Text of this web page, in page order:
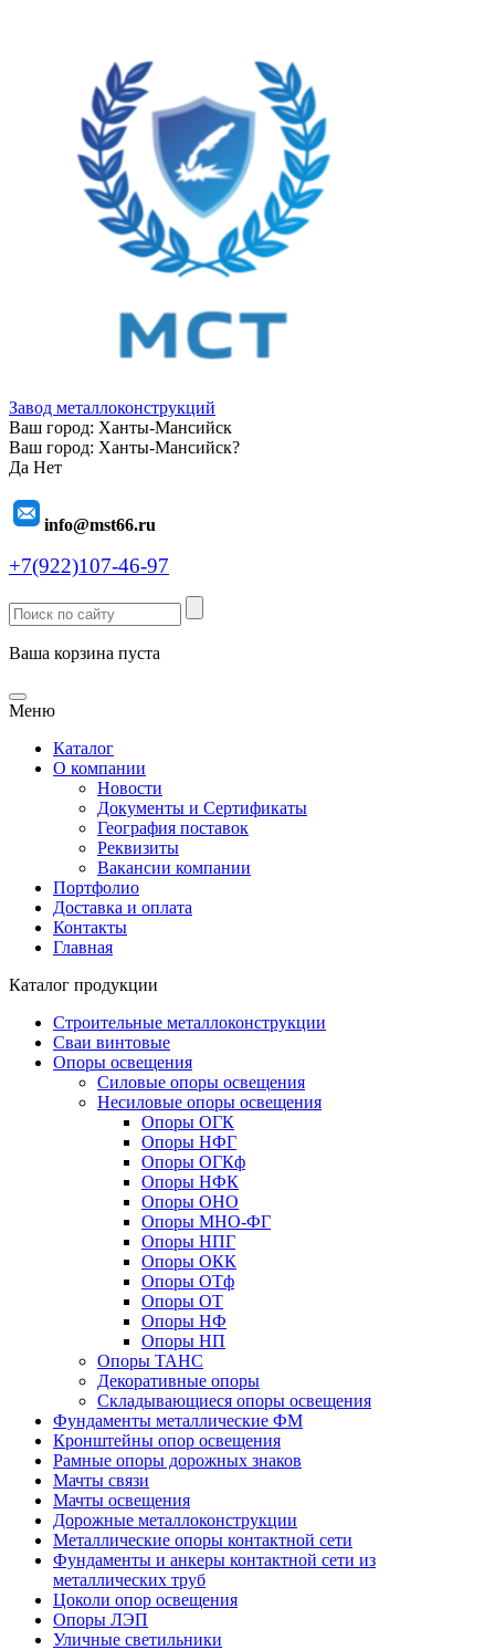
Завод металлоконструкций
Ваш город: Ханты-Мансийск
Ваш город: Ханты-Мансийск?
Да Нет
info@mst66.ru
+7(922)107-46-97
Ваша корзина пуста
Меню
Каталог
О компании
Новости
Документы и Сертификаты
География поставок
Реквизиты
Вакансии компании
Портфолио
Доставка и оплата
Контакты
Главная
Каталог продукции
Строительные металлоконструкции
Сваи винтовые
Опоры освещения
Силовые опоры освещения
Несиловые опоры освещения
Опоры ОГК
Опоры НФГ
Опоры ОГКф
Опоры НФК
Опоры ОНО
Опоры МНО-ФГ
Опоры НПГ
Опоры ОКК
Опоры ОТф
Опоры ОТ
Опоры НФ
Опоры НП
Опоры ТАНС
Декоративные опоры
Складывающиеся опоры освещения
Фундаменты металлические ФМ
Кронштейны опор освещения
Рамные опоры дорожных знаков
Мачты связи
Мачты освещения
Дорожные металлоконструкции
Металлические опоры контактной сети
Фундаменты и анкеры контактной сети из
металлических труб
Цоколи опор освещения
Опоры ЛЭП
Уличные светильники